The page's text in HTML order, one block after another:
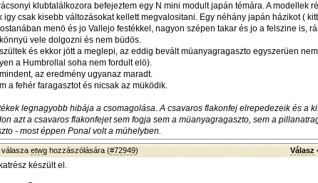
klubtalálkozora befejeztem egy N mini modult japán témára. A modellek
igy csak kisebb változásokat kellett megvalositani. Egy néhány japán házikot (
menö és jo Vallejo festékkel, nagyon szépen takar és jo a felszine is,
vele dolgozni és nem büdös.
és ekkor jött a meglepi, az eddig bevált müanyagragaszto egyszerüen
a Humbrollal soha nem fordult elö).
az eredmény ugyanaz maradt.
a fehér faragasztot és nicsak az müködik.
legnagyobb hibája a csomagolása. A csavaros flakonfej elrepedezeik és a
azt a csavaros flakonfejet sem fogja sem a müanyagragaszto, sem a
- most éppen Ponal volt a mühelyben.
válasza etwg hozzászólására (#72949) Válasz
készült el.